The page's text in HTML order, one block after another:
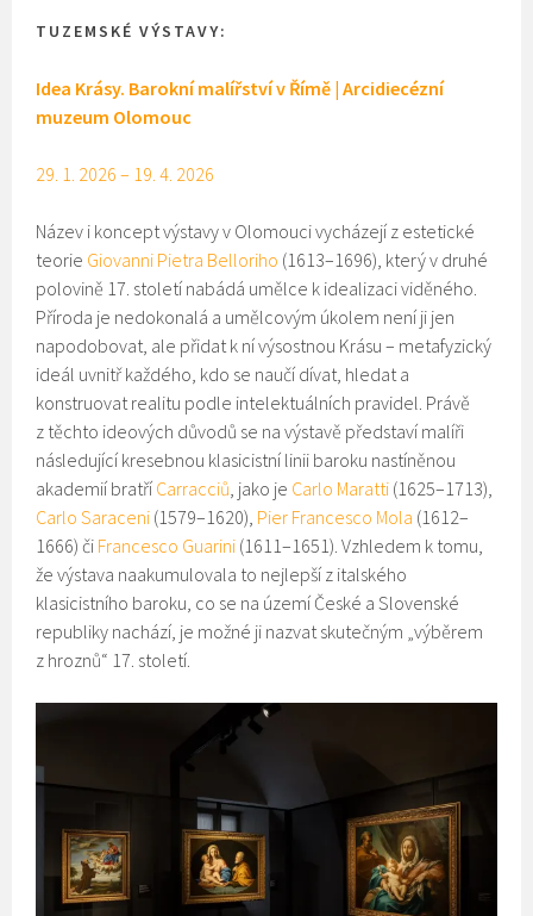
TUZEMSKÉ VÝSTAVY:
Idea Krásy. Barokní malířství v Římě | Arcidiecézní
muzeum Olomouc
29. 1. 2026 – 19. 4. 2026
Název i koncept výstavy v Olomouci vycházejí z estetické
teorie Giovanni Pietra Belloriho (1613–1696), který v druhé
polovině 17. století nabádá umělce k idealizaci viděného.
Příroda je nedokonalá a umělcovým úkolem není ji jen
napodobovat, ale přidat k ní výsostnou Krásu – metafyzický
ideál uvnitř každého, kdo se naučí dívat, hledat a
konstruovat realitu podle intelektuálních pravidel. Právě
z těchto ideových důvodů se na výstavě představí malíři
následující kresebnou klasicistní linii baroku nastíněnou
akademií bratří Carracciů, jako je Carlo Maratti (1625–1713),
Carlo Saraceni (1579–1620), Pier Francesco Mola (1612–
1666) či Francesco Guarini (1611–1651). Vzhledem k tomu,
že výstava naakumulovala to nejlepší z italského
klasicistního baroku, co se na území České a Slovenské
republiky nachází, je možné ji nazvat skutečným „výběrem
z hroznů“ 17. století.